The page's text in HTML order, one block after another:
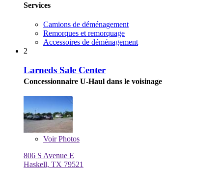
Services
Camions de déménagement
Remorques et remorquage
Accessoires de déménagement
2
Larneds Sale Center
Concessionnaire U-Haul dans le voisinage
VoirPhotos
806 S Avenue E
Haskell, TX 79521